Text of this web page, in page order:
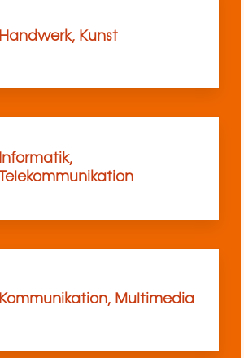
Handwerk, Kunst
Informatik,
Telekommunikation
Kommunikation, Multimedia